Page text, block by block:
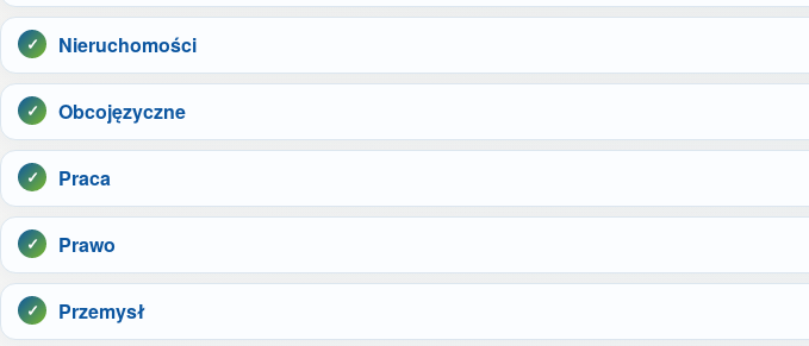
Nieruchomości
Obcojęzyczne
Praca
Prawo
Przemysł